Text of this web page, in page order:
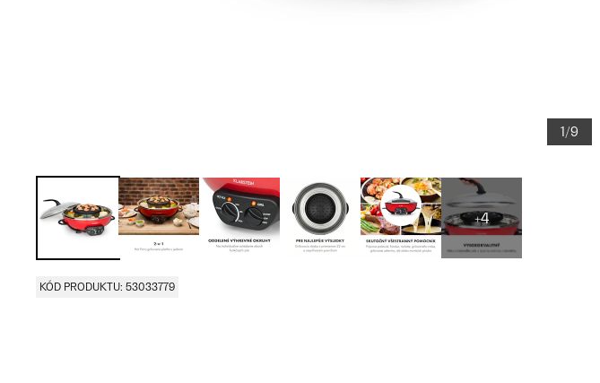
1/9
+4
KÓD PRODUKTU: 53033779